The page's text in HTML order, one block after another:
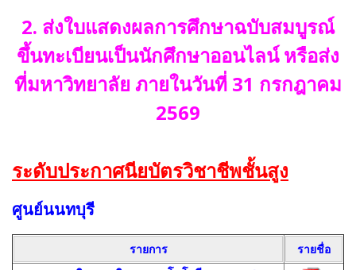
2. ส่งใบแสดงผลการศึกษาฉบับสมบูรณ์
ขึ้นทะเบียนเป็นนักศึกษาออนไลน์ หรือส่ง
ที่มหาวิทยาลัย ภายในวันที่ 31 กรกฎาคม
2569
ระดับประกาศนียบัตรวิชาชีพชั้นสูง
ศูนย์นนทบุรี
รายการ
รายชื่อ